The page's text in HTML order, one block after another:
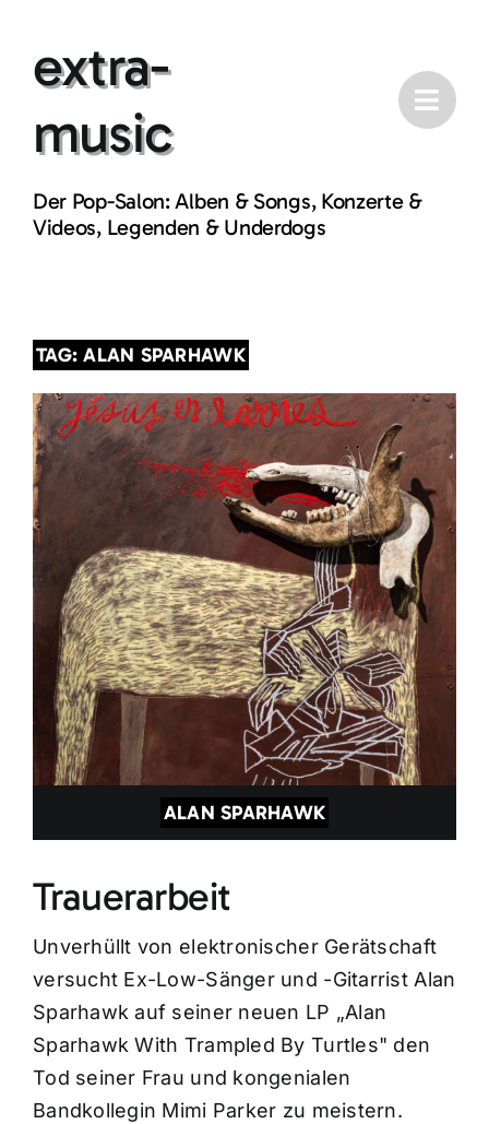
contentextra-
music
Der Pop-Salon: Alben & Songs, Konzerte &
Videos, Legenden & Underdogs
TAG: ALAN SPARHAWK
ALAN SPARHAWK
Trauerarbeit
Unverhüllt von elektronischer Gerätschaft
versucht Ex-Low-Sänger und -Gitarrist Alan
Sparhawk auf seiner neuen LP „Alan
Sparhawk With Trampled By Turtles" den
Tod seiner Frau und kongenialen
Bandkollegin Mimi Parker zu meistern.